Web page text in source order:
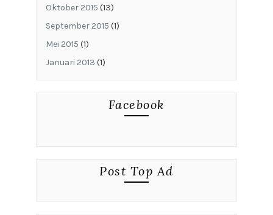
Oktober 2015 (13)
September 2015 (1)
Mei 2015 (1)
Januari 2013 (1)
Facebook
Post Top Ad